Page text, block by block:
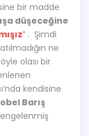
bir madde
düşeceğine
” . Şimdi
ne
olası bir
kendisine
Barış